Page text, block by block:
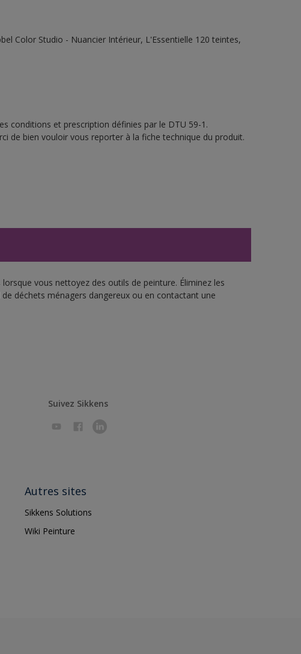
Color Studio - Nuancier Intérieur, L'Essentielle 120 teintes,
conditions et prescription définies par le DTU 59-1.
de bien vouloir vous reporter à la fiche technique du produit.
vous nettoyez des outils de peinture. Éliminez les
déchets ménagers dangereux ou en contactant une
Suivez Sikkens
Autres sites
Sikkens Solutions
Wiki Peinture